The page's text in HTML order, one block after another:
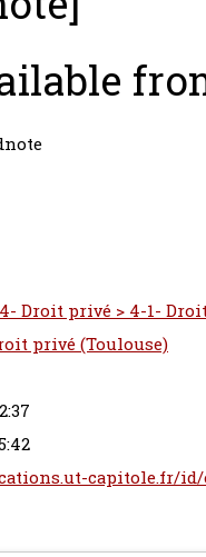
Droit privé > 4-1-
privé (Toulouse)
capitole.fr/id/